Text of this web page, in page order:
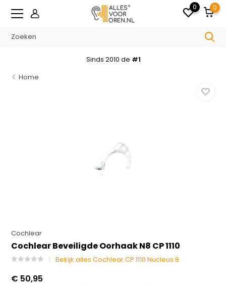
0 0
Sinds 2010 de #1
Home
Cochlear
Cochlear Beveiligde Oorhaak N8 CP 1110
Bekijk alles Cochlear CP 1110 Nucleus 8
€ 50,95